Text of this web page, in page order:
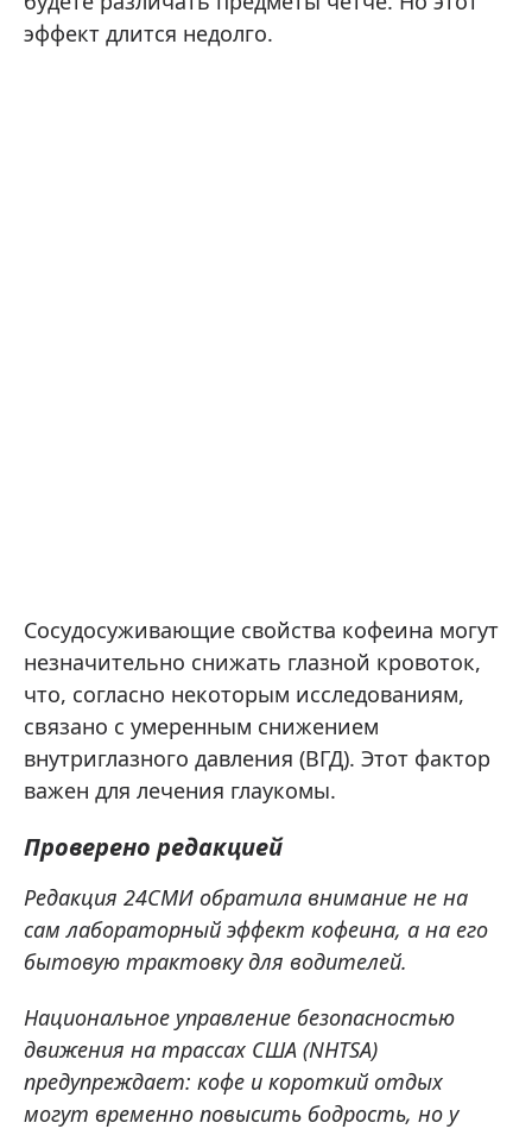
эффект длится недолго.
Сосудосуживающие свойства кофеина могут
незначительно снижать глазной кровоток,
что, согласно некоторым исследованиям,
связано с умеренным снижением
внутриглазного давления (ВГД). Этот фактор
важен для лечения глаукомы.
Проверено редакцией
Редакция 24СМИ обратила внимание не на
сам лабораторный эффект кофеина, а на его
бытовую трактовку для водителей.
Национальное управление безопасностью
движения на трассах США (NHTSA)
предупреждает: кофе и короткий отдых
могут временно повысить бодрость, но у